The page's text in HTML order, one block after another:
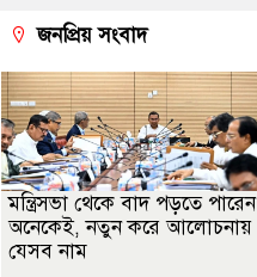
জনপ্রিয় সংবাদ
মন্ত্রিসভা থেকে বাদ পড়তে পারেন
অনেকেই, নতুন করে আলোচনায়
যেসব নাম